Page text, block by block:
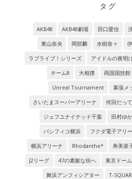
タグ
AKB48 AKB48劇場 田口愛佳
東山奈央
岡部麟 水樹奈々
ラブライブ！シリーズ
アイドルの夜明
チーム8
大相撲 両国国技館
Unreal Tournament
幕張メ
さいたまスーパーアリーナ
何回だっ
ジェフユナイテッド千葉
田村ゆ
パシフィコ横浜
フクダ電子アリ
横浜アリーナ
Rhodanthe* 寿美菜
J2リーグ
47の素敵な街へ 東京ドーム
舞浜アンフィシアター
T-